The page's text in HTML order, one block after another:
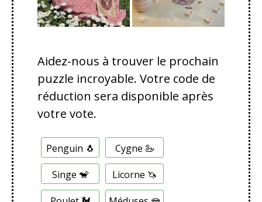
Aidez-nous à trouver le prochain
puzzle incroyable. Votre code de
réduction sera disponible après
votre vote.
C
o
x
m
Penguin 🐧 Cygne 🦢
Singe 🐒 Licorne 🦄